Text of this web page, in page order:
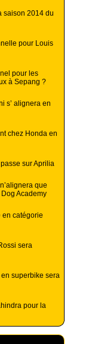
saison 2014 du
pour Louis
pour les
à Sepang ?
s’ alignera en
chez Honda en
sur Aprilia
que
Academy
en catégorie
sera
superbike sera
pour la